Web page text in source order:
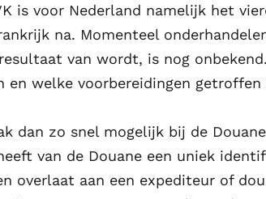
is voor Nederland namelijk het
na. Momenteel
van wordt, is nog
welke voorbereidingen getroffen
dan zo snel mogelijk bij de
van de Douane een uniek
overlaat aan een expediteur of